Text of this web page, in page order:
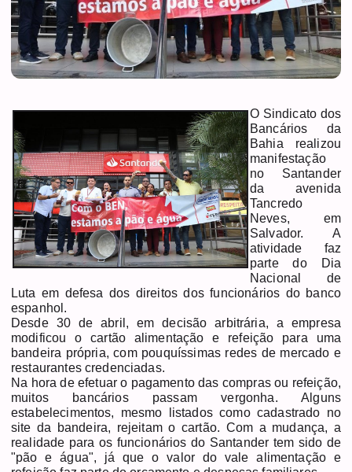
O Sindicato dos
Bancários da
Bahia realizou
manifestação
no Santander
da avenida
Tancredo
Neves, em
Salvador. A
atividade faz
parte do Dia
Nacional de
Luta em defesa dos direitos dos funcionários do banco
espanhol.
Desde 30 de abril, em decisão arbitrária, a empresa
modificou o cartão alimentação e refeição para uma
bandeira própria, com pouquíssimas redes de mercado e
restaurantes credenciadas.
Na hora de efetuar o pagamento das compras ou refeição,
muitos bancários passam vergonha. Alguns
estabelecimentos, mesmo listados como cadastrado no
site da bandeira, rejeitam o cartão. Com a mudança, a
realidade para os funcionários do Santander tem sido de
"pão e água", já que o valor do vale alimentação e